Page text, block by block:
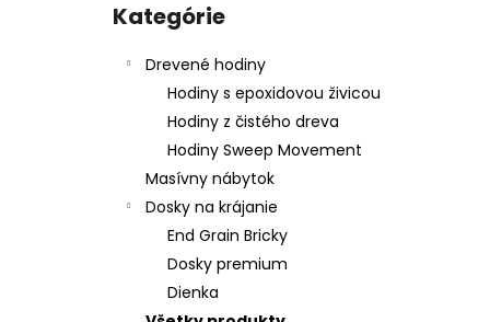
Preskočiť
kategórie
Kategórie
Drevené hodiny
Hodiny s epoxidovou živicou
Hodiny z čistého dreva
Hodiny Sweep Movement
Masívny nábytok
Dosky na krájanie
End Grain Bricky
Dosky premium
Dienka
NÁSTENNÉ HODINY Z ORECHA S